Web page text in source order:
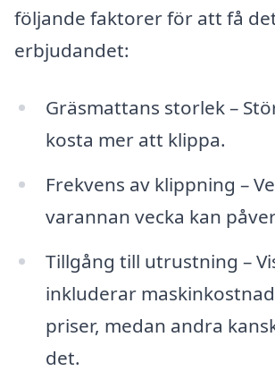
följande faktorer för att få
erbjudandet:
Gräsmattans storlek –
kosta mer att klippa.
Frekvens av klippning –
varannan vecka kan
Tillgång till utrustning –
inkluderar
priser, medan andra
det.